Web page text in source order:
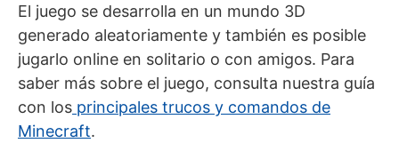
El juego se desarrolla en un mundo 3D
generado aleatoriamente y también es posible
jugarlo online en solitario o con amigos. Para
saber más sobre el juego, consulta nuestra guía
con los principales trucos y comandos de
Minecraft.